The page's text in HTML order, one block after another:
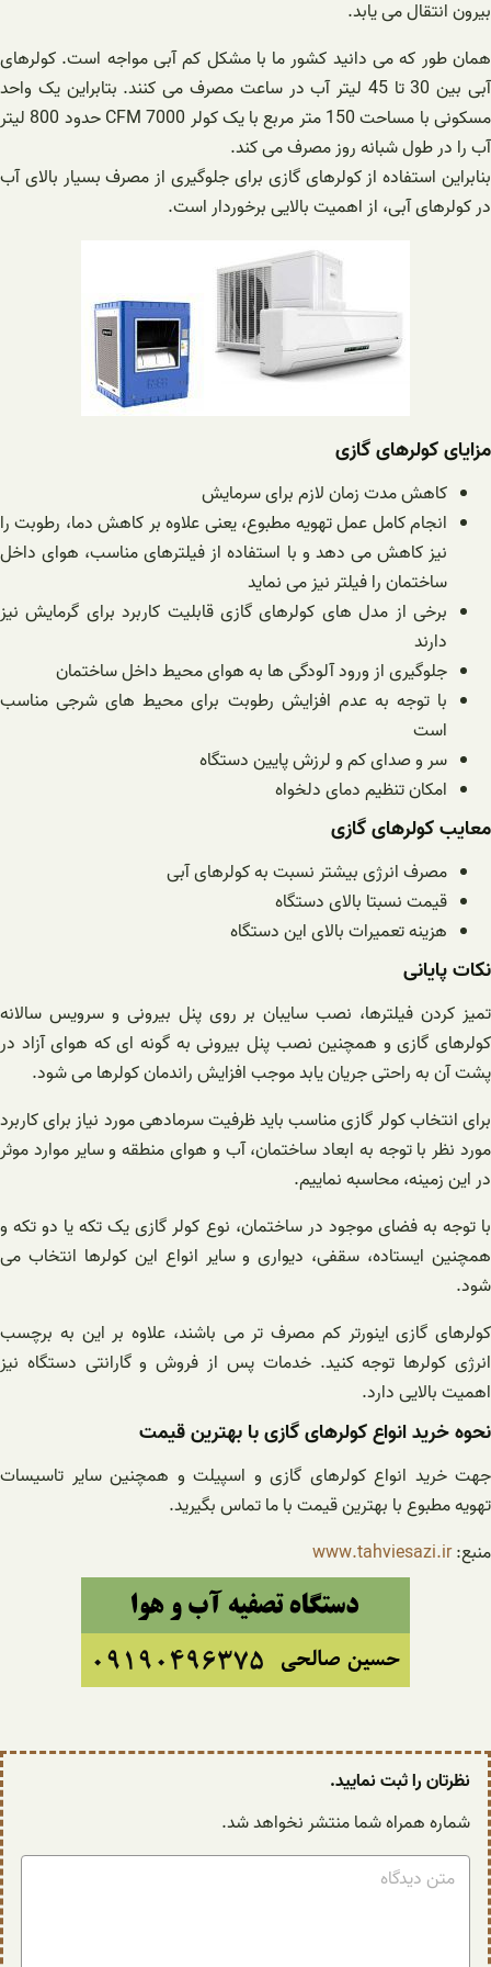
بیرون انتقال می یابد.
همان طور که می دانید کشور ما با مشکل کم آبی مواجه است. کولرهای
آبی بین 30 تا 45 لیتر آب در ساعت مصرف می کنند. بتابراین یک واحد
مسکونی با مساحت 150 متر مربع با یک کولر 7000 CFM حدود 800 لیتر
آب را در طول شبانه روز مصرف می کند.
بنابراین استفاده از کولرهای گازی برای جلوگیری از مصرف بسیار بالای آب
در کولرهای آبی، از اهمیت بالایی برخوردار است.
مزایای کولرهای گازی
کاهش مدت زمان لازم برای سرمایش
انجام کامل عمل تهویه مطبوع، یعنی علاوه بر کاهش دما، رطوبت را
نیز کاهش می دهد و با استفاده از فیلترهای مناسب، هوای داخل
ساختمان را فیلتر نیز می نماید
برخی از مدل های کولرهای گازی قابلیت کاربرد برای گرمایش نیز
دارند
جلوگیری از ورود آلودگی ها به هوای محیط داخل ساختمان
با توجه به عدم افزایش رطوبت برای محیط های شرجی مناسب
است
سر و صدای کم و لرزش پایین دستگاه
امکان تنظیم دمای دلخواه
معایب کولرهای گازی
مصرف انرژی بیشتر نسبت به کولرهای آبی
قیمت نسبتا بالای دستگاه
هزینه تعمیرات بالای این دستگاه
نکات پایانی
تمیز کردن فیلترها، نصب سایبان بر روی پنل بیرونی و سرویس سالانه
کولرهای گازی و همچنین نصب پنل بیرونی به گونه ای که هوای آزاد در
پشت آن به راحتی جریان یابد موجب افزایش راندمان کولرها می شود.
برای انتخاب کولر گازی مناسب باید ظرفیت سرمادهی مورد نیاز برای کاربرد
مورد نظر با توجه به ابعاد ساختمان، آب و هوای منطقه و سایر موارد موثر
در این زمینه، محاسبه نماییم.
با توجه به فضای موجود در ساختمان، نوع کولر گازی یک تکه یا دو تکه و
همچنین ایستاده، سقفی، دیواری و سایر انواع این کولرها انتخاب می
شود.
کولرهای گازی اینورتر کم مصرف تر می باشند، علاوه بر این به برچسب
انرژی کولرها توجه کنید. خدمات پس از فروش و گارانتی دستگاه نیز
اهمیت بالایی دارد.
نحوه خرید انواع کولرهای گازی با بهترین قیمت
جهت خرید انواع کولرهای گازی و اسپیلت و همچنین سایر تاسیسات
تهویه مطبوع با بهترین قیمت با ما تماس بگیرید.
منبع:www.tahviesazi.ir
نظرتان را ثبت نمایید.
شماره همراه شما منتشر نخواهد شد.